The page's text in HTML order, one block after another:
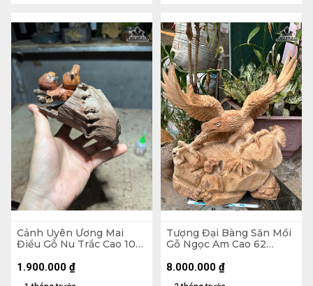
Cảnh Uyên Ương Mai
Điểu Gỗ Nu Trắc Cao 10
1.900.000 ₫
Tượng Đại Bàng Săn Mồi
Gỗ Ngọc Am Cao 62
8.000.000 ₫